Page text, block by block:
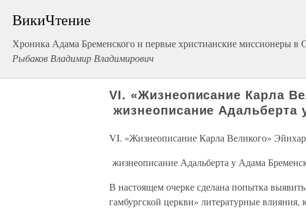
ВикиЧтение
Хроника Адама Бременского и первые христианские миссионеры в
Рыбаков Владимир Владимирович
VI. «Жизнеописание Карла
жизнеописание Адальберта
VI. «Жизнеописание Карла Великого»
жизнеописание Адальберта у Адама
В настоящем очерке сделана попытка
гамбургской церкви» литературные